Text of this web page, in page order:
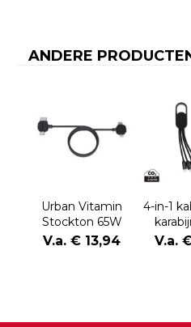
ANDERE
Urban Vitamin
Stockton 65W
gerecycled
TPE/PET magn.
V.a. € 13,94
4-in-1
V.a.